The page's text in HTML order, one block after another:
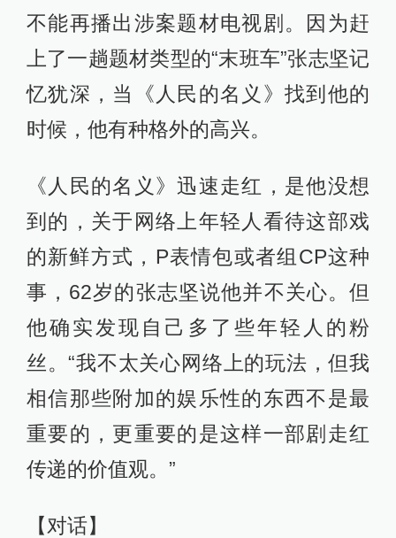
不能再播出涉案题材电视剧。因为赶
上了一趟题材类型的“末班车”张志坚记
忆犹深，当《人民的名义》找到他的
时候，他有种格外的高兴。
《人民的名义》迅速走红，是他没想
到的，关于网络上年轻人看待这部戏
的新鲜方式，P表情包或者组CP这种
事，62岁的张志坚说他并不关心。但
他确实发现自己多了些年轻人的粉
丝。“我不太关心网络上的玩法，但我
相信那些附加的娱乐性的东西不是最
重要的，更重要的是这样一部剧走红
传递的价值观。”
【对话】